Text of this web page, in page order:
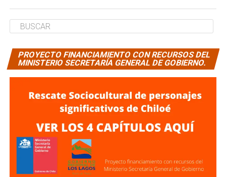
PROYECTO FINANCIAMIENTO CON RECURSOS DEL
MINISTERIO SECRETARÍA GENERAL DE GOBIERNO.